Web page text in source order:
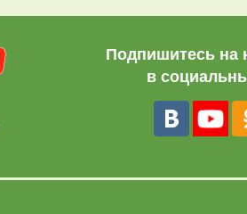
Подпишитесь на
в